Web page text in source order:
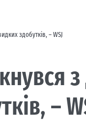
здобутків, – WSJ
–